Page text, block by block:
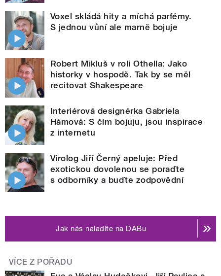
Voxel skládá hity a míchá parfémy.
S jednou vůní ale marně bojuje
Robert Mikluš v roli Othella: Jako
historky v hospodě. Tak by se měl
recitovat Shakespeare
Interiérová designérka Gabriela
Hámová: S čím bojuju, jsou inspirace
z internetu
Virolog Jiří Černý apeluje: Před
exotickou dovolenou se poraďte
s odborníky a buďte zodpovědní
Jak nás naladíte na DABu
VÍCE Z POŘADU